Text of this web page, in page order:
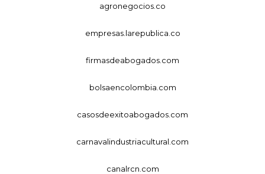
agronegocios.co
empresas.larepublica.co
firmasdeabogados.com
bolsaencolombia.com
casosdeexitoabogados.com
carnavalindustriacultural.com
canalrcn.com